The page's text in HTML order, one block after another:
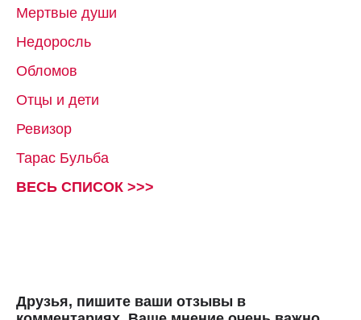
Мертвые души
Недоросль
Обломов
Отцы и дети
Ревизор
Тарас Бульба
ВЕСЬ СПИСОК >>>
Друзья, пишите ваши отзывы в